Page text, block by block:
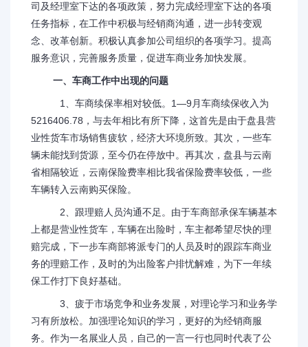
司及经理室下达的各项政策，努力完成经理室下达的各项
任务指标，在工作中积极与经销商沟通，进一步转变观
念、改革创新。积极认真参加公司组织的各项学习。提高
服务意识，完善服务质量，促进车商业务加快发展。
一、车商工作中出现的问题
1、车商续保率相对较低。1—9月车商续保收入为
5216406.78，与去年相比有所下降，这首先是由于盘县营
业性货车市场销售疲软，经济大环境所致。其次，一些车
辆未能找到货源，至今仍在停放中。再其次，盘县与云南
省相隔较近，云南保险费率相比我省保险费率较低，一些
车辆转入云南购买保险。
2、跟理赔人员沟通不足。由于车商部承保车辆基本
上都是营业性货车，车辆在出险时，车主都希望尽快的理
赔完成，下一步车商部将派专门的人员及时的跟踪车商业
务的理赔工作，及时的为出险客户排忧解难，为下一年续
保工作打下良好基础。
3、疲于市场竞争和业务发展，对理论学习和业务学
习有所放松。加强理论知识的学习，更好的为经销商服
务。作为一名展业人员，自己的一言一行也同时代表了公